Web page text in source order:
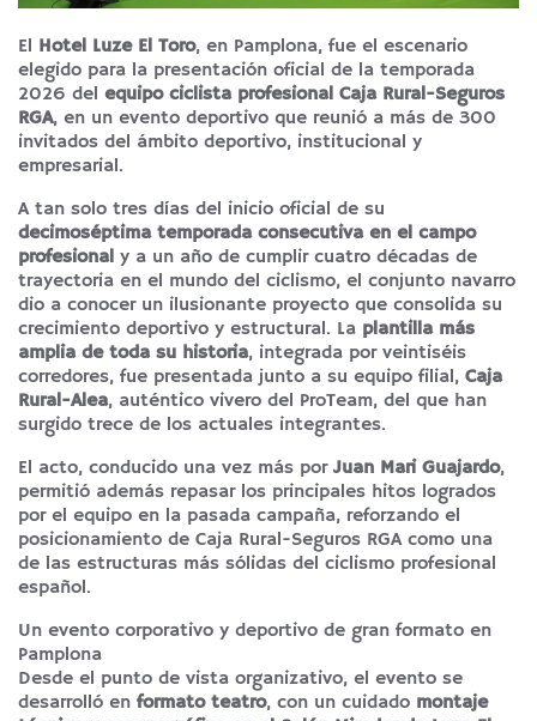
El Hotel Luze El Toro, en Pamplona, fue el escenario
elegido para la presentación oficial de la temporada
2026 del equipo ciclista profesional Caja Rural-Seguros
RGA, en un evento deportivo que reunió a más de 300
invitados del ámbito deportivo, institucional y
empresarial.
A tan solo tres días del inicio oficial de su
decimoséptima temporada consecutiva en el campo
profesional y a un año de cumplir cuatro décadas de
trayectoria en el mundo del ciclismo, el conjunto navarro
dio a conocer un ilusionante proyecto que consolida su
crecimiento deportivo y estructural. La plantilla más
amplia de toda su historia, integrada por veintiséis
corredores, fue presentada junto a su equipo filial, Caja
Rural-Alea, auténtico vivero del ProTeam, del que han
surgido trece de los actuales integrantes.
El acto, conducido una vez más por Juan Mari Guajardo,
permitió además repasar los principales hitos logrados
por el equipo en la pasada campaña, reforzando el
posicionamiento de Caja Rural-Seguros RGA como una
de las estructuras más sólidas del ciclismo profesional
español.
Un evento corporativo y deportivo de gran formato en
Pamplona
Desde el punto de vista organizativo, el evento se
desarrolló en formato teatro, con un cuidado montaje